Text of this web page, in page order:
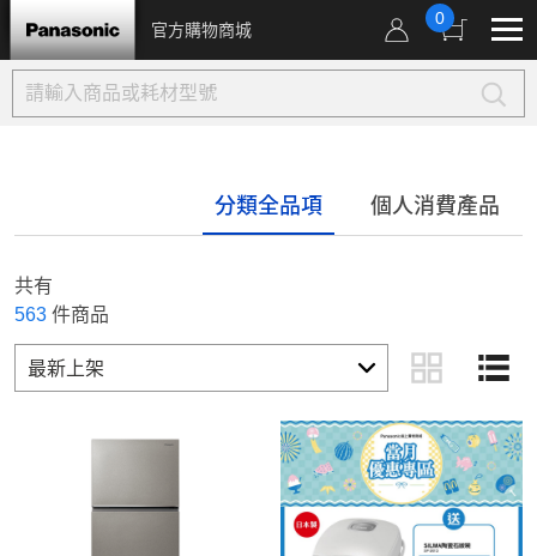
官方購物商城
0
分類全品項 個人消費產品
共有
563 件商品